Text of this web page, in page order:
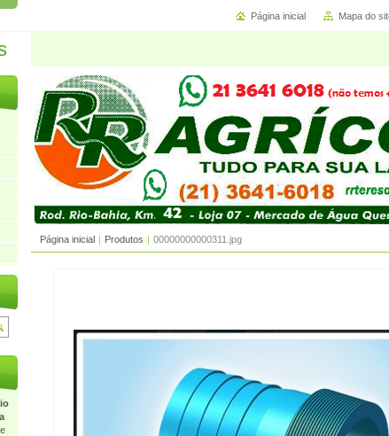
Página inicial | Produtos | 00000000000311.jpg
Página inicial Mapa do